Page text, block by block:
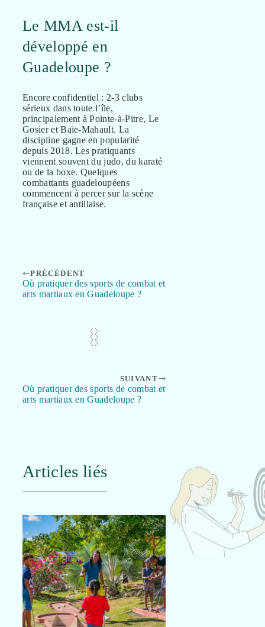
Le MMA est-il
développé en
Guadeloupe ?
Encore confidentiel : 2-3 clubs
sérieux dans toute l’île,
principalement à Pointe-à-Pitre, Le
Gosier et Baie-Mahault. La
discipline gagne en popularité
depuis 2018. Les pratiquants
viennent souvent du judo, du karaté
ou de la boxe. Quelques
combattants guadeloupéens
commencent à percer sur la scène
française et antillaise.
PRÉCÉDENT
Où pratiquer des sports de combat et
arts martiaux en Guadeloupe ?
SUIVANT
Où pratiquer des sports de combat et
arts martiaux en Guadeloupe ?
Articles liés